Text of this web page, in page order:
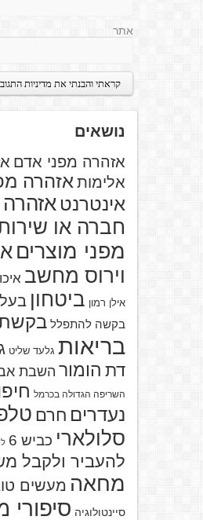
אתר
נושאים
אזהרה מפני אדם
אלימות אזהרה
אינטרנט אזהרה
חברה או
מפני מוצרים
וירוס מחשב
אילן רמון ביטחון
בקשה להתפלל
בריאות גלעד שליט
דת הומור השבת
השריפה הגדולה בכרמל
נעדרים חרם
סלולארי כביש 6
להעביר ולקבל
מחאה מעשים
סיינטולוגיה סיפורי